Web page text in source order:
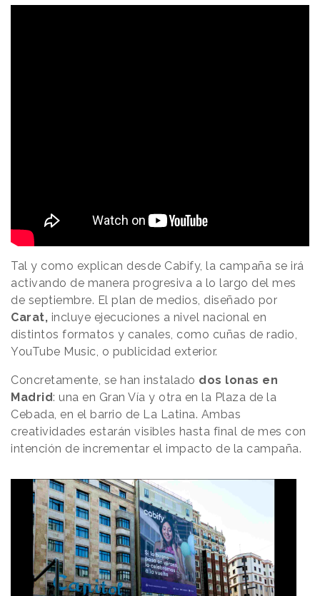
Tal y como explican desde Cabify, la campaña se irá
activando de manera progresiva a lo largo del mes
de septiembre. El plan de medios, diseñado por
Carat, incluye ejecuciones a nivel nacional en
distintos formatos y canales, como cuñas de radio,
YouTube Music, o publicidad exterior.
Concretamente, se han instalado dos lonas en
Madrid: una en Gran Vía y otra en la Plaza de la
Cebada, en el barrio de La Latina. Ambas
creatividades estarán visibles hasta final de mes con
intención de incrementar el impacto de la campaña.